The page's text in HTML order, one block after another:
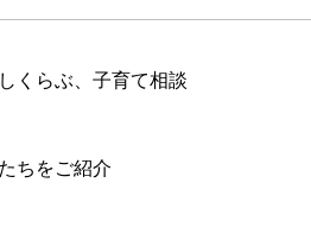
くらぶ、子育て相談
ちをご紹介